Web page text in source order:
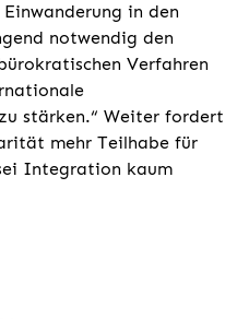
in den
notwendig den
Verfahren
stärken.“ Weiter fordert
mehr Teilhabe für
Integration kaum